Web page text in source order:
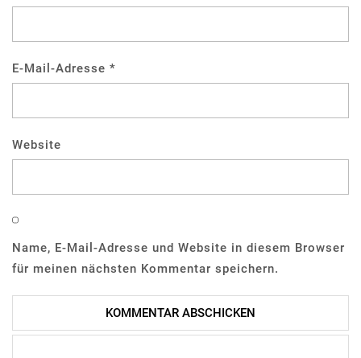
E-Mail-Adresse *
Website
Name, E-Mail-Adresse und Website in diesem Browser
für meinen nächsten Kommentar speichern.